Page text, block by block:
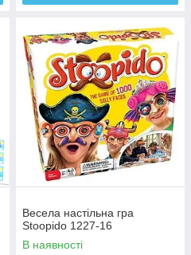
Весела настільна гра
Stoopido 1227-16
В наявності